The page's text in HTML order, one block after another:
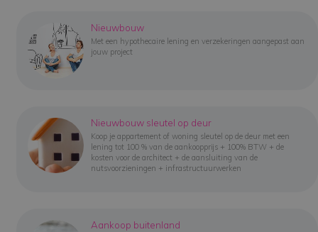
Nieuwbouw
Met een hypothecaire lening en verzekeringen aangepast aan
jouw project
Nieuwbouw sleutel op deur
Koop je appartement of woning sleutel op de deur met een
lening tot 100 % van de aankoopprijs + 100% BTW + de
kosten voor de architect + de aansluiting van de
nutsvoorzieningen + infrastructuurwerken
Aankoop buitenland